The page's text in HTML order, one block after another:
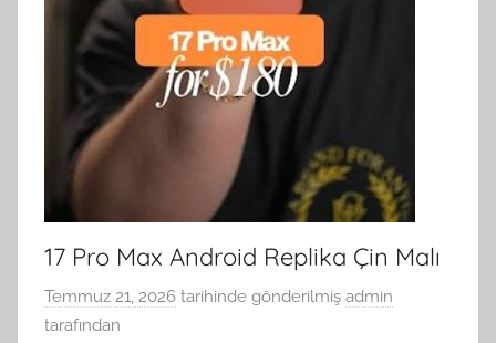
17 Pro Max Android Replika Çin Malı
Temmuz 21, 2026 tarihinde gönderilmiş admin
tarafından